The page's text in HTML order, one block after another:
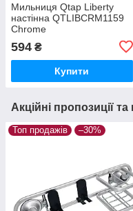
Мильниця Qtap Liberty
настінна QTLIBCRM1159
Chrome
594 ₴
Купити
Акційні пропозиції
Топ продажів –30%